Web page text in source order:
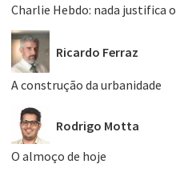
Charlie Hebdo: nada justifica
Ricardo Ferraz
A construção da urbanidade
Rodrigo Motta
O almoço de hoje